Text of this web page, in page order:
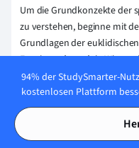
Um die Grundkonzekte der
zu verstehen, beginne mit
Grundlagen der
Erweitere dann dein Wissen
Lehrbücher zur sphärischen
Übungsaufgaben, um die
Schließlich hilft die
Szenarien dabei, ein
94% der StudySmarter-
kostenlosen Plattform